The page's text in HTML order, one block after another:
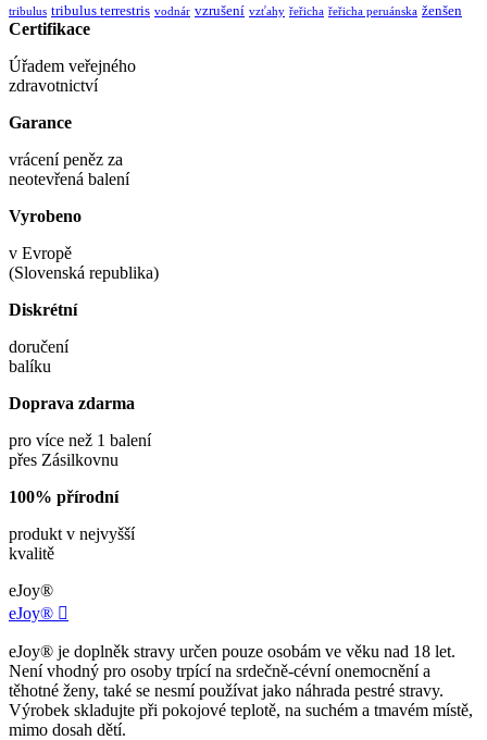
tribulus tribulus terrestris vodnár vzrušení vzťahy řeřicha řeřicha peruánska ženšen
Certifikace
Úřadem veřejného
zdravotnictví
Garance
vrácení peněz za
neotevřená balení
Vyrobeno
v Evropě
(Slovenská republika)
Diskrétní
doručení
balíku
Doprava zdarma
pro více než 1 balení
přes Zásilkovnu
100% přírodní
produkt v nejvyšší
kvalitě
eJoy®
eJoy® 
eJoy® je doplněk stravy určen pouze osobám ve věku nad 18 let.
Není vhodný pro osoby trpící na srdečně-cévní onemocnění a
těhotné ženy, také se nesmí používat jako náhrada pestré stravy.
Výrobek skladujte při pokojové teplotě, na suchém a tmavém místě,
mimo dosah dětí.